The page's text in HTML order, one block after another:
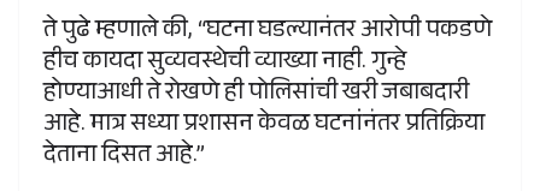
ते पुढे म्हणाले की, “घटना घडल्यानंतर आरोपी पकडणे
हीच कायदा सुव्यवस्थेची व्याख्या नाही. गुन्हे
होण्याआधी ते रोखणे ही पोलिसांची खरी जबाबदारी
आहे. मात्र सध्या प्रशासन केवळ घटनांनंतर प्रतिक्रिया
देताना दिसत आहे.”